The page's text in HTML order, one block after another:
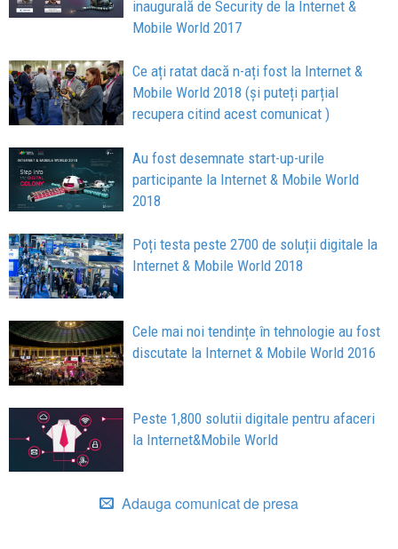
inaugurală de Security de la Internet &
Mobile World 2017
Ce ați ratat dacă n-ați fost la Internet &
Mobile World 2018 (și puteți parțial
recupera citind acest comunicat )
Au fost desemnate start-up-urile
participante la Internet & Mobile World
2018
Poți testa peste 2700 de soluții digitale la
Internet & Mobile World 2018
Cele mai noi tendințe în tehnologie au fost
discutate la Internet & Mobile World 2016
Peste 1,800 solutii digitale pentru afaceri
la Internet&Mobile World
Adauga comunicat de presa